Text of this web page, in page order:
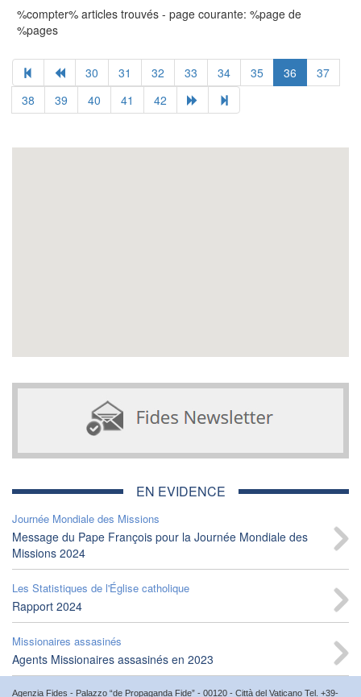
%compter% articles trouvés - page courante: %page de
%pages
30 31 32 33 34 35 36
37
38
39 40 41 42
EN EVIDENCE
Journée Mondiale des Missions
Message du Pape François pour la Journée Mondiale des
Missions 2024
Les Statistiques de l'Église catholique
Rapport 2024
Missionaires assasinés
Agents Missionaires assasinés en 2023
Agenzia Fides - Palazzo “de Propaganda Fide” - 00120 - Città del Vaticano Tel. +39-